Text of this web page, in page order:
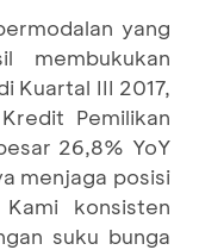
yang
membukukan
Kuartal III 2017,
Pemilikan
26,8% YoY
menjaga posisi
konsisten
suku bunga